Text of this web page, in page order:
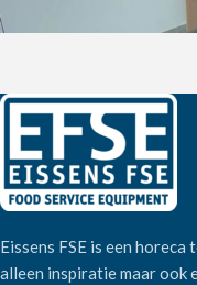
Eissens FSE is een
alleen inspiratie maar ook